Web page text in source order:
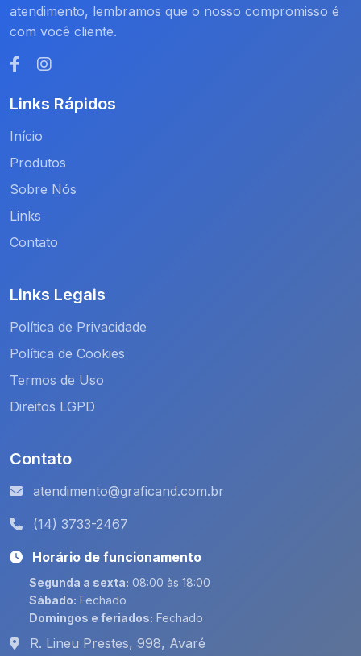
atendimento, lembramos que o nosso compromisso é
com você cliente.
Links Rápidos
Início
Produtos
Sobre Nós
Links
Contato
Links Legais
Política de Privacidade
Política de Cookies
Termos de Uso
Direitos LGPD
Contato
atendimento@graficand.com.br
(14) 3733-2467
Horário de funcionamento
Segunda a sexta: 08:00 às 18:00
Sábado: Fechado
Domingos e feriados: Fechado
R. Lineu Prestes, 998, Avaré